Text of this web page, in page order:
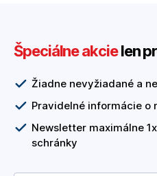
Špeciálne akcielen
Žiadne nevyžiadané a
Pravidelné informácie o
Newsletter maximálne
schránky